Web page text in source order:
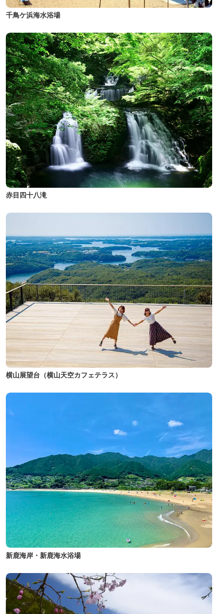
千鳥ケ浜海水浴場
赤目四十八滝
横山展望台（横山天空カフェテラス）
新鹿海岸・新鹿海水浴場